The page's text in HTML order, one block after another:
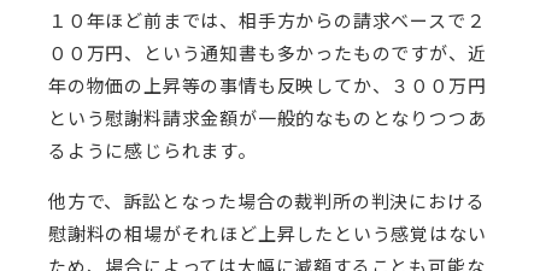
１０年ほど前までは、相手方からの請求ベースで２
００万円、という通知書も多かったものですが、近
年の物価の上昇等の事情も反映してか、３００万円
という慰謝料請求金額が一般的なものとなりつつあ
るように感じられます。
他方で、訴訟となった場合の裁判所の判決における
慰謝料の相場がそれほど上昇したという感覚はない